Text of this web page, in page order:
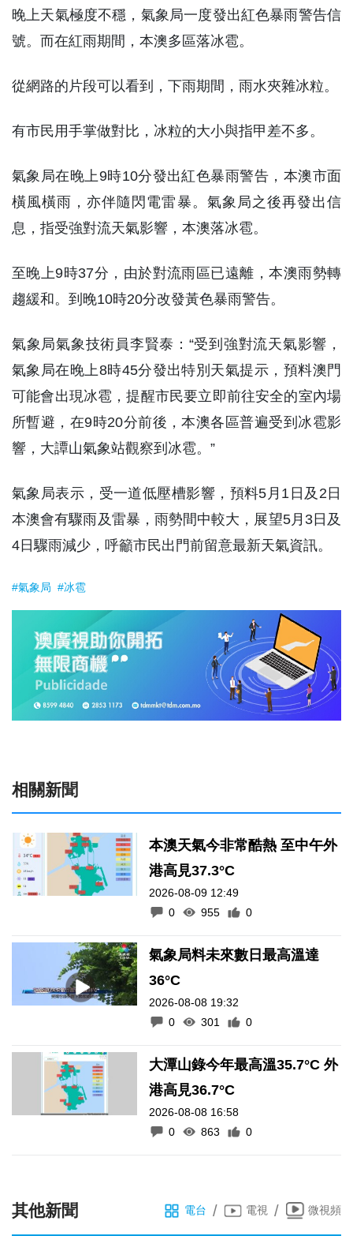
晚上天氣極度不穩，氣象局一度發出紅色暴雨警告信
號。而在紅雨期間，本澳多區落冰雹。
從網路的片段可以看到，下雨期間，雨水夾雜冰粒。
有市民用手掌做對比，冰粒的大小與指甲差不多。
氣象局在晚上9時10分發出紅色暴雨警告，本澳市面
橫風橫雨，亦伴隨閃電雷暴。氣象局之後再發出信
息，指受強對流天氣影響，本澳落冰雹。
至晚上9時37分，由於對流雨區已遠離，本澳雨勢轉
趨緩和。到晚10時20分改發黃色暴雨警告。
氣象局氣象技術員李賢泰：“受到強對流天氣影響，
氣象局在晚上8時45分發出特別天氣提示，預料澳門
可能會出現冰雹，提醒市民要立即前往安全的室內場
所暫避，在9時20分前後，本澳各區普遍受到冰雹影
響，大譚山氣象站觀察到冰雹。”
氣象局表示，受一道低壓槽影響，預料5月1日及2日
本澳會有驟雨及雷暴，雨勢間中較大，展望5月3日及
4日驟雨減少，呼籲市民出門前留意最新天氣資訊。
#氣象局 #冰雹
相關新聞
本澳天氣今非常酷熱 至中午外
港高見37.3°C
2026-08-09 12:49
0
955 0
氣象局料未來數日最高溫達
36°C
2026-08-08 19:32
0
301 0
大潭山錄今年最高溫35.7°C 外
港高見36.7°C
2026-08-08 16:58
0
863 0
其他新聞 電台 / 電視 / 微視頻